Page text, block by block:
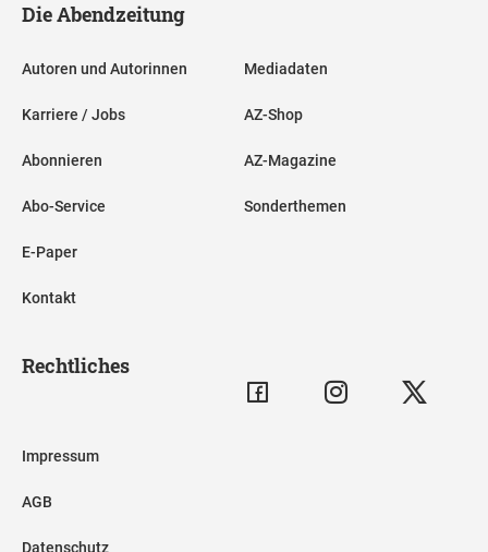
Die Abendzeitung
Autoren und Autorinnen
Karriere / Jobs
Abonnieren
Abo-Service
E-Paper
Kontakt
Mediadaten
AZ-Shop
AZ-Magazine
Sonderthemen
Rechtliches
Impressum
AGB
Datenschutz